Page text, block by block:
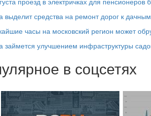
выделит средства на ремонт дорог к
часы на московский регион может
займется улучшением инфраструктуры
в соцсетях